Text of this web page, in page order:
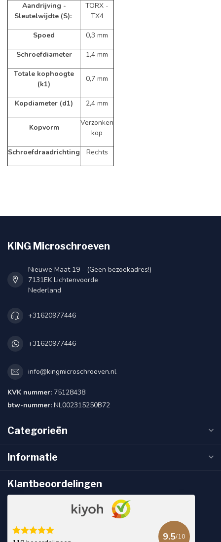
Aandrijving -
Sleutelwijdte (S):
TORX -
TX4
Spoed 0,3 mm
Schroefdiameter 1,4 mm
Totale kophoogte
(k1)
0,7 mm
Kopdiameter (d1) 2,4 mm
Kopvorm
Verzonken
kop
Schroefdraadrichting Rechts
KING Microschroeven
Nieuwe Maat 19 - (Geen bezoekadres!)
7131EK Lichtenvoorde
Nederland
+31620977446
+31620977446
info@kingmicroschroeven.nl
KVK nummer: 75128438
btw-nummer: NL002315250B72
Categorieën
Informatie
Klantbeoordelingen
9.5/10